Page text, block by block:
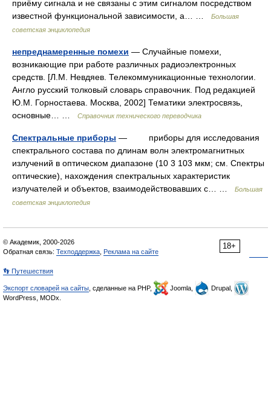
приёму сигнала и не связаны с этим сигналом посредством
известной функциональной зависимости, а… …
Большая
советская энциклопедия
непреднамеренные помехи — Случайные помехи,
возникающие при работе различных радиоэлектронных
средств. [Л.М. Невдяев. Телекоммуникационные технологии.
Англо русский толковый словарь справочник. Под редакцией
Ю.М. Горностаева. Москва, 2002] Тематики электросвязь,
основные… …
Справочник технического переводчика
Спектральные приборы — приборы для исследования
спектрального состава по длинам волн электромагнитных
излучений в оптическом диапазоне (10 3 103 мкм; см. Спектры
оптические), нахождения спектральных характеристик
излучателей и объектов, взаимодействовавших с… …
Большая
советская энциклопедия
18+
© Академик, 2000-2026
Обратная связь: Техподдержка Реклама на сайте
👣 Путешествия
Экспорт словарей на сайты , сделанные на PHP, Joomla,
Drupal,
WordPress, MODx.